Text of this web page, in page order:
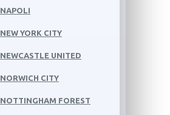
NAPOLI
NEW YORK CITY
NEWCASTLE UNITED
NORWICH CITY
NOTTINGHAM FOREST